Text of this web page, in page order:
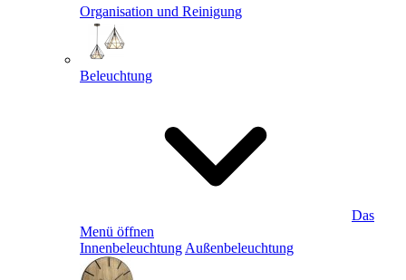
Organisation und Reinigung
Beleuchtung
Das
Menü öffnen
Innenbeleuchtung Außenbeleuchtung